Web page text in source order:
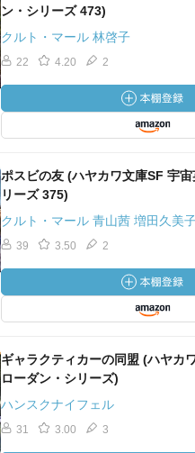
ン・シリーズ 473)
クルト・マール 林啓子
22 4.20 2
ポスビの友 (ハヤカワ文庫SF 宇
リーズ 375)
クルト・マール 青山茜 増田久美
39 3.50 2
ギャラクティカーの同盟 (ハヤカ
ローダン・シリーズ)
ハンスクナイフェル
31 3.00 3